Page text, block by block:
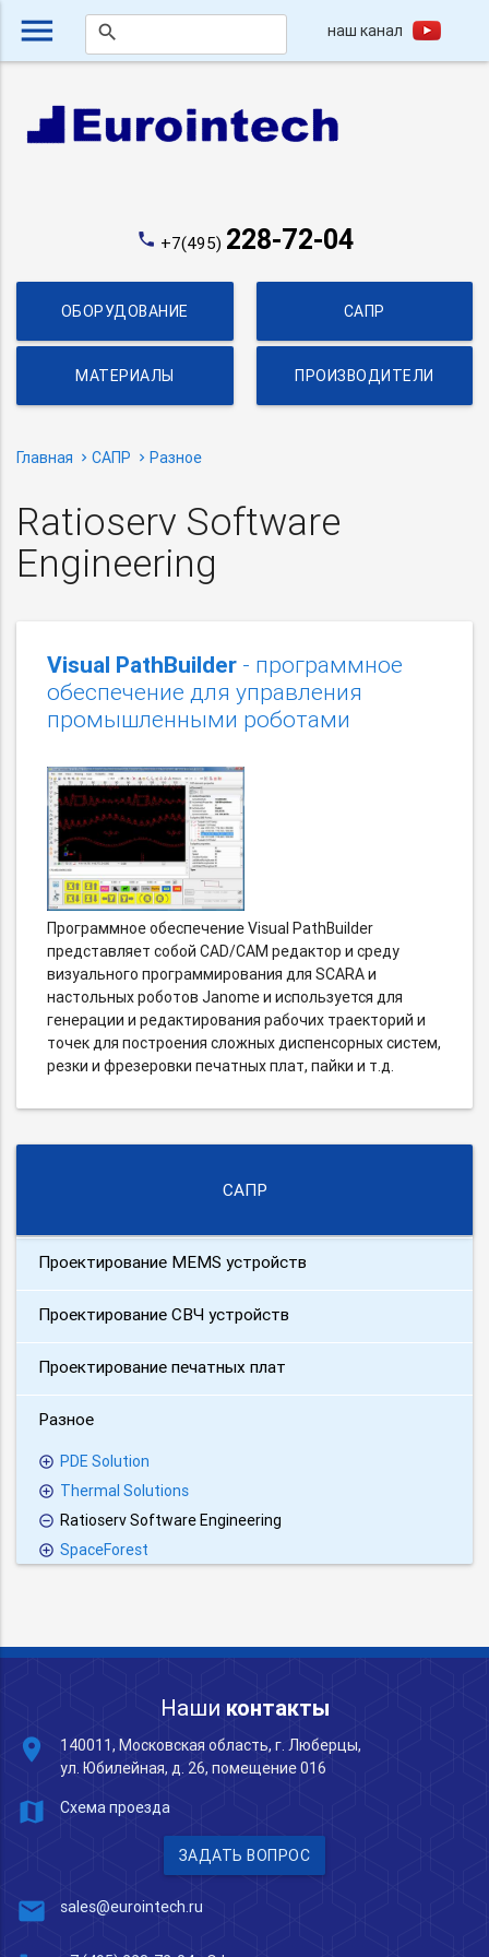
menu search наш канал
phone +7(495) 228-72-04
ОБОРУДОВАНИЕ САПР
МАТЕРИАЛЫ ПРОИЗВОДИТЕЛИ
Главная САПР Разное
Ratioserv Software
Engineering
Visual PathBuilder - программное
обеспечение для управления
промышленными роботами
Программное обеспечение Visual PathBuilder
представляет собой CAD/CAM редактор и среду
визуального программирования для SCARA и
настольных роботов Janome и используется для
генерации и редактирования рабочих траекторий и
точек для построения сложных диспенсорных систем,
резки и фрезеровки печатных плат, пайки и т.д.
САПР
Проектирование MEMS устройств
Проектирование СВЧ устройств
Проектирование печатных плат
Разное
PDE Solution
Thermal Solutions
Ratioserv Software Engineering
SpaceForest
Наши контакты
place
140011, Московская область, г. Люберцы,
ул. Юбилейная, д. 26, помещение 016
map Схема проезда
ЗАДАТЬ ВОПРОС
mail sales@eurointech.ru